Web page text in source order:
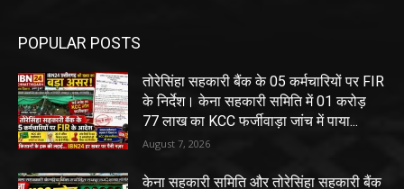
POPULAR POSTS
तोरेसिंहा सहकारी बैंक के 05 कर्मचारियों पर FIR
के निर्देश। केना सहकारी समिति में 01 करोड़
77 लाख का KCC फर्जीवाड़ा जांच में पाया...
August 7, 2026
केना सहकारी समिति और तोरेसिंहा सहकारी बैंक